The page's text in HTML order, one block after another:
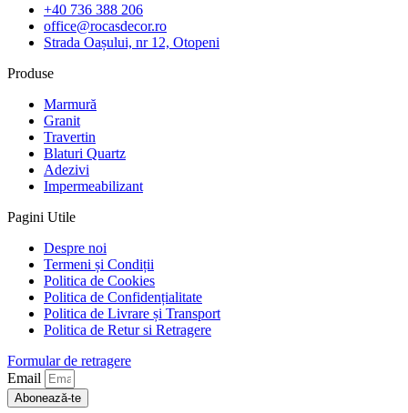
+40 736 388 206
office@rocasdecor.ro
Strada Oașului, nr 12, Otopeni
Produse
Marmură
Granit
Travertin
Blaturi Quartz
Adezivi
Impermeabilizant
Pagini Utile
Despre noi
Termeni și Condiții
Politica de Cookies
Politica de Confidențialitate
Politica de Livrare și Transport
Politica de Retur si Retragere
Formular de retragere
Email
Abonează-te